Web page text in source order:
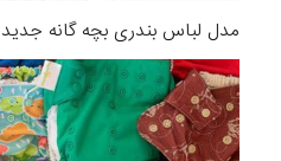
مدل لباس بندری بچه گانه جدید